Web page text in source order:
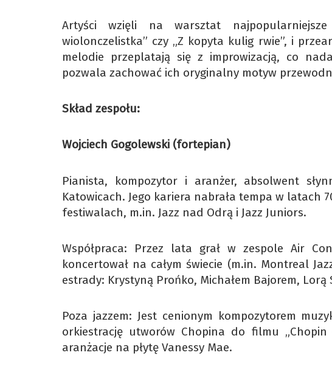
Artyści wzięli na warsztat
wiolonczelistka” czy „Z kopyta kulig rwie”, i
melodie przeplatają się z improwizacją, co
pozwala zachować ich oryginalny motyw
Skład zespołu:
Wojciech Gogolewski (fortepian)
Pianista, kompozytor i aranżer, absolwent
Katowicach. Jego kariera nabrała tempa w latach
festiwalach, m.in. Jazz nad Odrą i Jazz Juniors.
Współpraca: Przez lata grał w zespole Air
koncertował na całym świecie (m.in. Montreal
estrady: Krystyną Prońko, Michałem Bajorem,
Poza jazzem: Jest cenionym kompozytorem
orkiestrację utworów Chopina do filmu „Chopin
aranżacje na płytę Vanessy Mae.